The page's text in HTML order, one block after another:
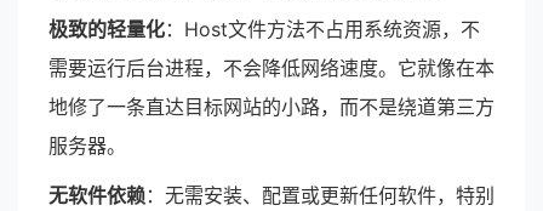
极致的轻量化：Host文件方法不占用系统资源，不
需要运行后台进程，不会降低网络速度。它就像在本
地修了一条直达目标网站的小路，而不是绕道第三方
服务器。
无软件依赖：无需安装、配置或更新任何软件，特别